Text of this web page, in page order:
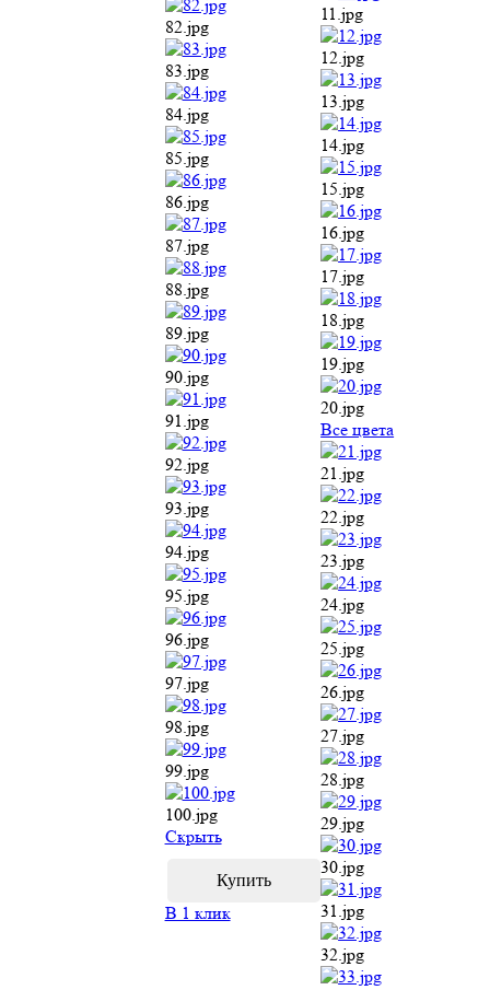
87.jpg
88.jpg
89.jpg
90.jpg
91.jpg
92.jpg
93.jpg
94.jpg
95.jpg
96.jpg
97.jpg
98.jpg
99.jpg
100.jpg
Cкрыть
В 1 клик
17.jpg
18.jpg
19.jpg
20.jpg
Все цвета
21.jpg
22.jpg
23.jpg
24.jpg
25.jpg
26.jpg
27.jpg
28.jpg
29.jpg
30.jpg
31.jpg
32.jpg
33.jpg
34.jpg
35.jpg
36.jpg
37.jpg
38.jpg